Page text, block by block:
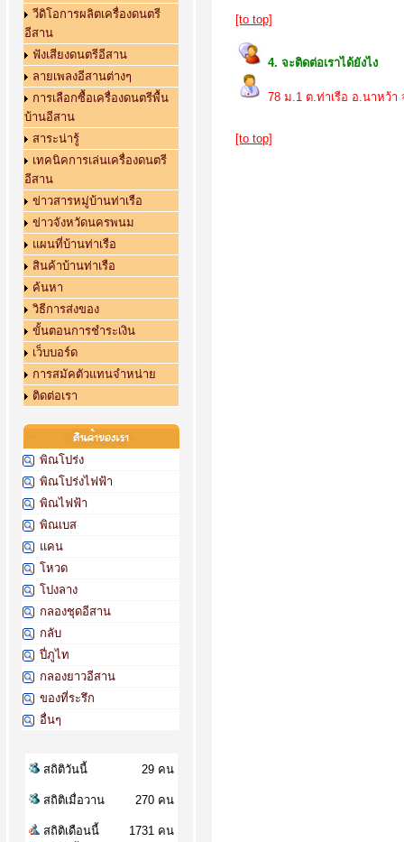
วีดิโอการผลิตเครื่องดนตรี
อีสาน
ฟังเสียงดนตรีอีสาน
ลายเพลงอีสานต่างๆ
การเลือกซื้อเครื่องดนตรีพื้น
บ้านอีสาน
สาระน่ารู้
เทคนิคการเล่นเครื่องดนตรี
อีสาน
ข่าวสารหมู่บ้านท่าเรือ
ข่าวจังหวัดนครพนม
แผนที่บ้านท่าเรือ
สินค้าบ้านท่าเรือ
ค้นหา
วิธีการส่งของ
ขั้นตอนการชำระเงิน
เว็บบอร์ด
การสมัคตัวแทนจำหน่าย
ติดต่อเรา
พิณโปร่ง
พิณโปร่งไฟฟ้า
พิณไฟฟ้า
พิณเบส
แคน
โหวด
โปงลาง
กลองชุดอีสาน
กลับ
ปี่ภูไท
กลองยาวอีสาน
ของที่ระรึก
อื่นๆ
สถิติวันนี้ 29 คน
สถิติเมื่อวาน 270 คน
สถิติเดือนนี้
1731 คน
[to top]
4. จะติดต่อเราได้ยังไง
78 ม.1 ต.ท่าเรือ อ.นาหว้า
[to top]